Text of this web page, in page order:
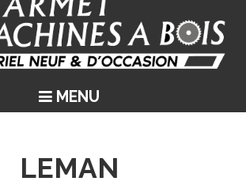
ACCUEIL
MACHINES CLASSIQUES
MENU
LEMAN